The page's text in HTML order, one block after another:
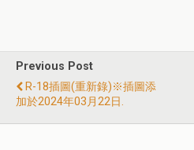
Previous Post
R-18插圖(重新錄)※插圖添
加於2024年03月22日.